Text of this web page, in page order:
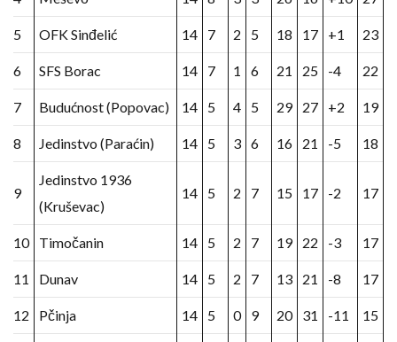
5 OFK Sinđelić 14 7 2 5 18 17 +1 23
6 SFS Borac 14 7 1 6 21 25 -4 22
7 Budućnost (Popovac) 14 5 4 5 29 27 +2 19
8 Jedinstvo (Paraćin) 14 5 3 6 16 21 -5 18
9
Jedinstvo 1936
(Kruševac)
14 5 2 7 15 17 -2 17
10 Timočanin 14 5 2 7 19 22 -3 17
11 Dunav 14 5 2 7 13 21 -8 17
12 Pčinja 14 5 0 9 20 31 -11 15